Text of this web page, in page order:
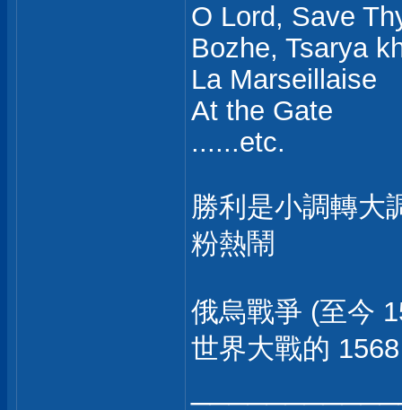
O Lord, Save
Bozhe, Tsarya
La Marseillaise
At the Gate
......etc.
勝利是小調轉大
粉熱鬧
俄烏戰爭 (至今
世界大戰的